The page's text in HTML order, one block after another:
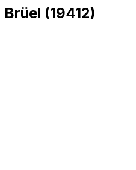
Brüel (19412)